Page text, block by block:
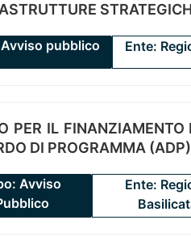
pubblico Ente:
PER IL
DI PROGRAMMA
Avviso
Ente: